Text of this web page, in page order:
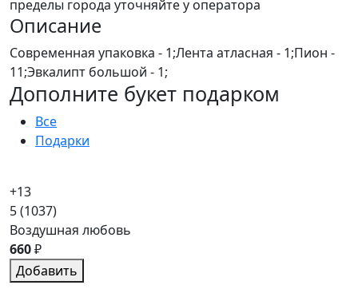
пределы города уточняйте у оператора
Описание
Современная упаковка - 1;Лента атласная - 1;Пион -
11;Эвкалипт большой - 1;
Дополните букет подарком
Все
Подарки
+13
5(1037)
Воздушная любовь
660₽
Добавить